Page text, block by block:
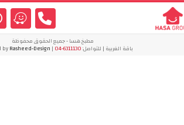
مطبخ هسا - جميع الحقوق محفوظة
باقة الغربية | للتواصل:04-6311130
| Developed by
Rasheed-Design